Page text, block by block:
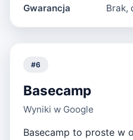
Gwarancja
Brak,
#6
Basecamp
Wyniki w Google
Basecamp to proste w